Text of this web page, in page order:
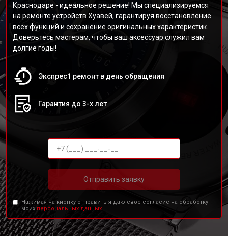
Краснодаре - идеальное решение! Мы специализируемся
на ремонте устройств Хуавей, гарантируя восстановление
всех функций и сохранение оригинальных характеристик.
Доверьтесь мастерам, чтобы ваш аксессуар служил вам
долгие годы!
Экспрес1 ремонт в день обращения
Гарантия до 3-х лет
Отправить заявку
Нажимая на кнопку отправить я даю свое согласие на обработку
моих персональных данных.